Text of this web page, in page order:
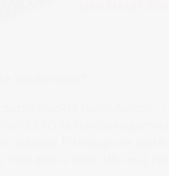
se stanou
odstínu. Při nákupu se
1000 dílků a 2000 dílků mají